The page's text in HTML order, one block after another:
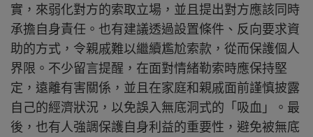
實，來弱化對方的索取立場，並且提出對方應該同時
承擔自身責任。也有建議透過設置條件、反向要求資
助的方式，令親戚難以繼續尷尬索款，從而保護個人
界限。不少留言提醒，在面對情緒勒索時應保持堅
定，遠離有害關係，並且在家庭和親戚面前謹慎披露
自己的經濟狀況，以免誤入無底洞式的「吸血」。最
後，也有人強調保護自身利益的重要性，避免被無底